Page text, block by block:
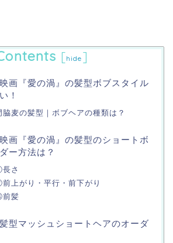
[hide ]
画『愛の渦』の髪型ボブスタイル
！
脇麦の髪型｜ボブヘアの種類は？
画『愛の渦』の髪型のショートボ
ー方法は？
さ
上がり・平行・前下がり
髪
型マッシュショートヘアのオーダ